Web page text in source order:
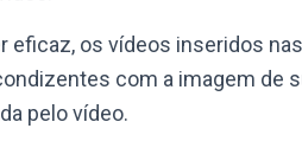
eficaz, os vídeos inseridos
com a imagem de
pelo vídeo.